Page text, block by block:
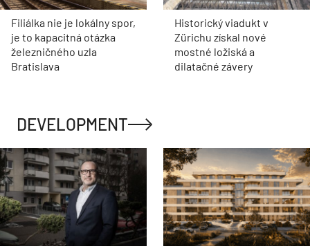
Filiálka nie je lokálny spor,
je to kapacitná otázka
železničného uzla
Bratislava
Historický viadukt v
Zürichu získal nové
mostné ložiská a
dilatačné závery
DEVELOPMENT